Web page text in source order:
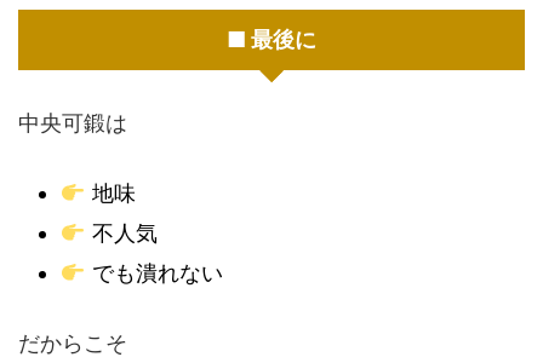
■ 最後に
中央可鍛は
地味
不人気
でも潰れない
だからこそ